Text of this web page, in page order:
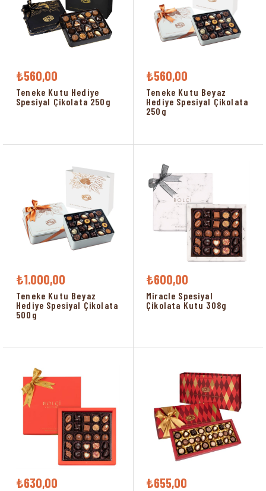
₺560,00
Teneke Kutu Hediye
Spesiyal Çikolata 250g
₺560,00
Teneke Kutu Beyaz
Hediye Spesiyal Çikolata
250g
₺1.000,00
Teneke Kutu Beyaz
Hediye Spesiyal Çikolata
500g
₺600,00
Miracle Spesiyal
Çikolata Kutu 308g
₺630,00 ₺655,00